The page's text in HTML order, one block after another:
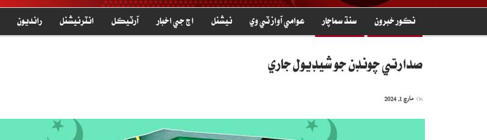
نڪور خبرون سنڌ سماچار عوامي آواز ٽي وي نيشنل اڄ جي اخبار آرٽيڪل انٽرنيشنل رانديون
صدارتي چونڊن جو شيڊيول جاري
مارچ 1, 2024